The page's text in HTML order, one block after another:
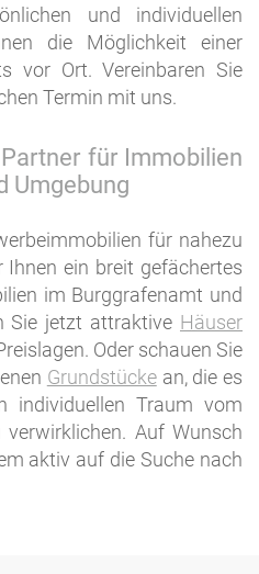
und individuellen
die Möglichkeit einer
vor Ort. Vereinbaren Sie
Termin mit uns.
für Immobilien
Umgebung
für nahezu
Ihnen ein breit gefächertes
im Burggrafenamt und
Sie jetzt attraktive Häuser
Oder schauen Sie
Grundstückean, die es
individuellen Traum vom
Auf Wunsch
aktiv auf die Suche nach